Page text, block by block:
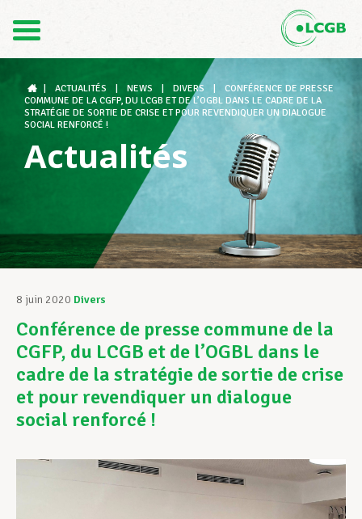
DE
Le LCGB
Structures syndicales
Assistance au Travail
Vos droits
Assistance en vie privée
Développement professionnel
ACTUALITÉS NEWS DIVERS
CONFÉRENCE DE PRESSE
COMMUNE DE LA CGFP, DU LCGB ET DE L’OGBL DANS LE CADRE DE LA
STRATÉGIE DE SORTIE DE CRISE ET POUR REVENDIQUER UN DIALOGUE
SOCIAL RENFORCÉ !
Actualités
8 juin 2020 Divers
Conférence de presse commune de la
CGFP, du LCGB et de l’OGBL dans le
cadre de la stratégie de sortie de crise
et pour revendiquer un dialogue
social renforcé !